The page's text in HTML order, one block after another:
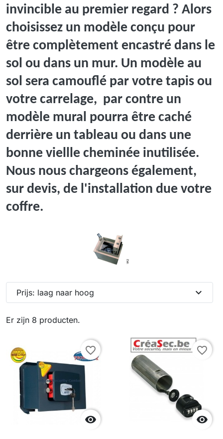
invincible au premier regard ? Alors
choisissez un modèle conçu pour
être complètement encastré dans le
sol ou dans un mur. Un modèle au
sol sera camouflé par votre tapis ou
votre carrelage, par contre un
modèle mural pourra être caché
derrière un tableau ou dans une
bonne viellle cheminée inutilisée.
Nous nous chargeons également,
sur devis, de l'installation due votre
coffre.
Er zijn 8 producten.
Prijs: laag naar hoog expand_more

favorite_border

favorite_border